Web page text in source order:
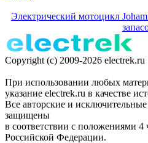
Электрический мотоцикл
Copyright (c) 2009-2026 electrek.ru
При использовании любых
указание electrek.ru в качестве
Все авторские и
защищены
в соответствии с положениями 4
Российской Федерации.